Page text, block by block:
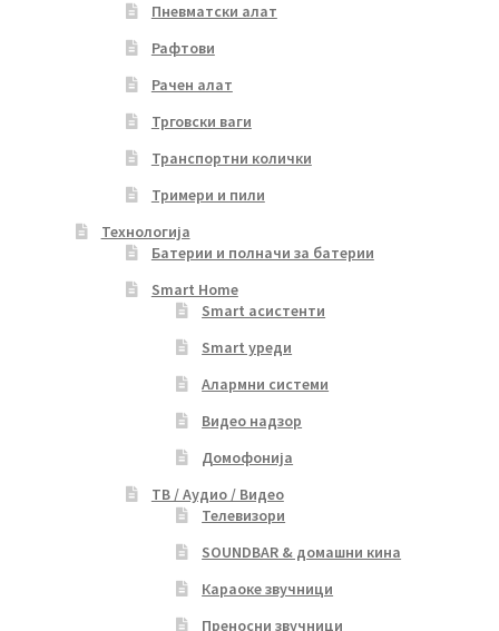
Пневматски алат
Рафтови
Рачен алат
Трговски ваги
Транспортни колички
Тримери и пили
Технологија
Батерии и полначи за батерии
Smart Home
Smart асистенти
Smart уреди
Алармни системи
Видео надзор
Домофонија
ТВ / Аудио / Видео
Телевизори
SOUNDBAR & домашни кина
Караоке звучници
Преносни звучници